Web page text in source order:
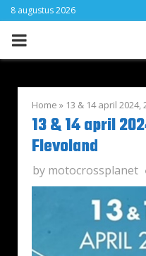
8 augustus 2026
PRIMARY
Home » 13 & 14 april
13 & 14 april
Flevoland
by motocrossplanet